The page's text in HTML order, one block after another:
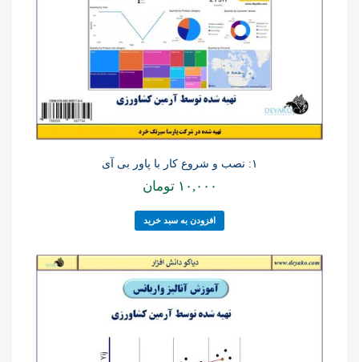
۱: نصب و شروع کار با پاور بی آی
۱۰,۰۰۰ تومان
افزودن به سبد خرید